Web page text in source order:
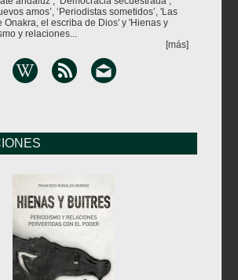
amos’, ‘Periodistas sometidos’, 'Las
Onakra, el escriba de Dios' y 'Hienas y
y relaciones...
[más]